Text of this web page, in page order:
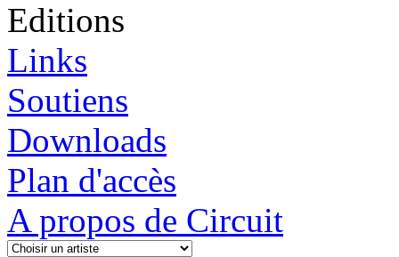
Editions
Links
Soutiens
Downloads
Plan d'accès
A propos de Circuit